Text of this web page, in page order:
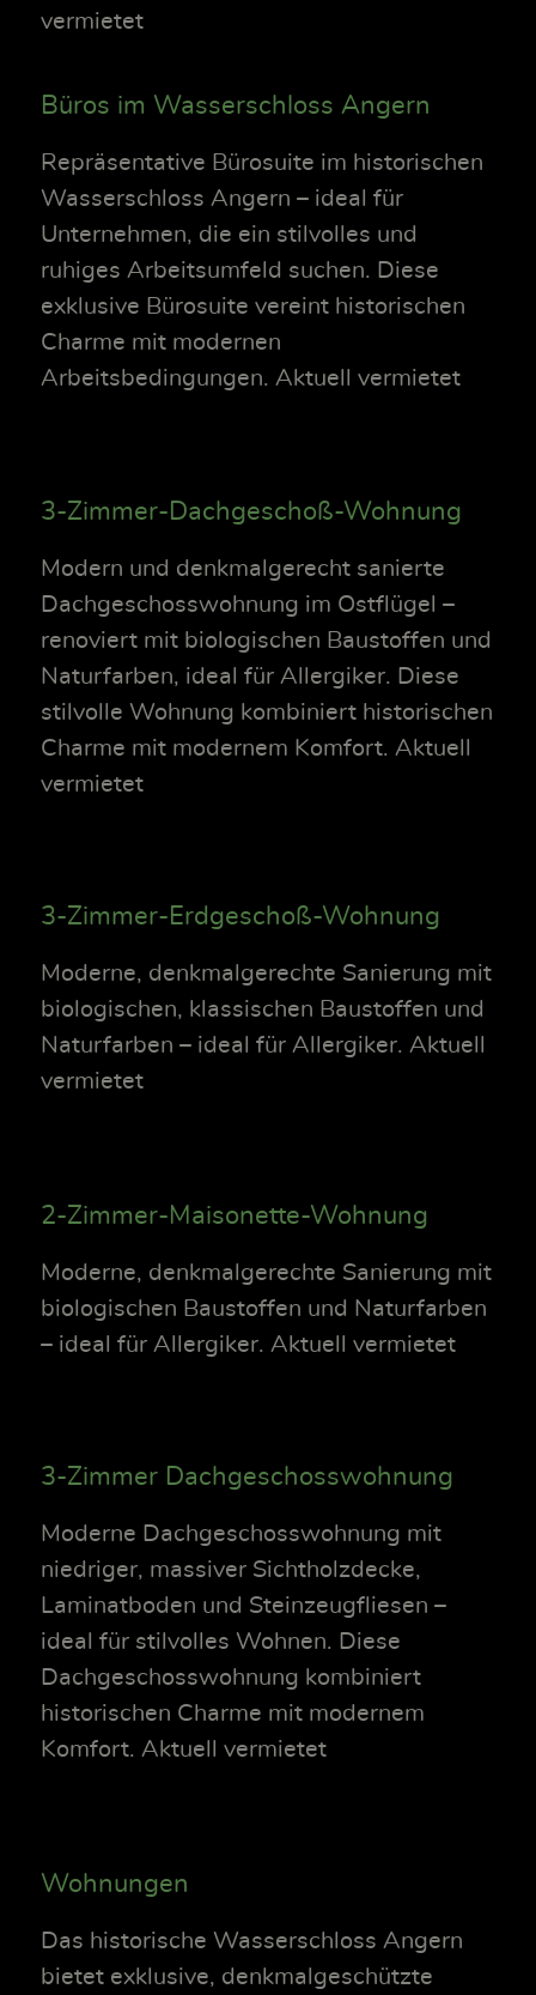
vermietet
Büros im Wasserschloss Angern
Repräsentative Bürosuite im historischen
Wasserschloss Angern – ideal für
Unternehmen, die ein stilvolles und
ruhiges Arbeitsumfeld suchen. Diese
exklusive Bürosuite vereint historischen
Charme mit modernen
Arbeitsbedingungen. Aktuell vermietet
3-Zimmer-Dachgeschoß-Wohnung
Modern und denkmalgerecht sanierte
Dachgeschosswohnung im Ostflügel –
renoviert mit biologischen Baustoffen und
Naturfarben, ideal für Allergiker. Diese
stilvolle Wohnung kombiniert historischen
Charme mit modernem Komfort. Aktuell
vermietet
3-Zimmer-Erdgeschoß-Wohnung
Moderne, denkmalgerechte Sanierung mit
biologischen, klassischen Baustoffen und
Naturfarben – ideal für Allergiker. Aktuell
vermietet
2-Zimmer-Maisonette-Wohnung
Moderne, denkmalgerechte Sanierung mit
biologischen Baustoffen und Naturfarben
– ideal für Allergiker. Aktuell vermietet
3-Zimmer Dachgeschosswohnung
Moderne Dachgeschosswohnung mit
niedriger, massiver Sichtholzdecke,
Laminatboden und Steinzeugfliesen –
ideal für stilvolles Wohnen. Diese
Dachgeschosswohnung kombiniert
historischen Charme mit modernem
Komfort. Aktuell vermietet
Wohnungen
Das historische Wasserschloss Angern
bietet exklusive, denkmalgeschützte